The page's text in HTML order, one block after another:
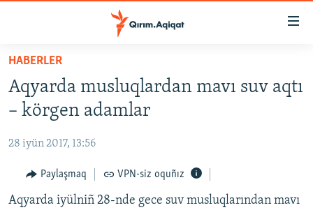
Esas
qaytmaq
Baş
navigatsiyağa
qaytmaq
qaytmaq
HABERLER
SİYASET
İQTİSADİYAT
CEMİYET
MEDENİYET
İNSAN AQLARI
HABERLER
Aqyarda musluqlardan mavı suv aqtı
– körgen adamlar
28 iyün 2017, 13:56
Paylaşmaq VPN-siz oquñız
Aqyarda iyülniñ 28-nde gece suv musluqlarından mavı